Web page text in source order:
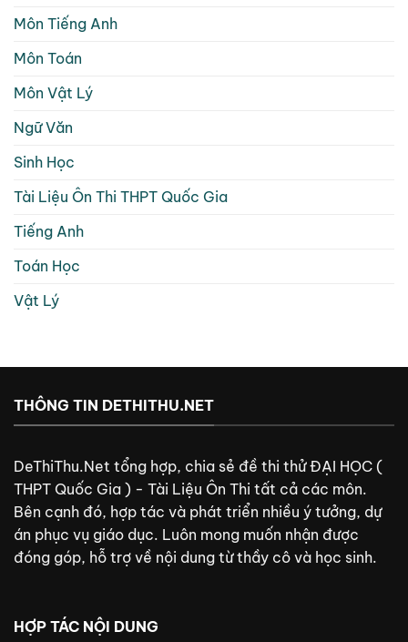
Môn Tiếng Anh
Môn Toán
Môn Vật Lý
Ngữ Văn
Sinh Học
Tài Liệu Ôn Thi THPT Quốc Gia
Tiếng Anh
Toán Học
Vật Lý
THÔNG TIN DETHITHU.NET
DeThiThu.Net tổng hợp, chia sẻ đề thi thử ĐẠI HỌC (
THPT Quốc Gia ) - Tài Liệu Ôn Thi tất cả các môn.
Bên cạnh đó, hợp tác và phát triển nhiều ý tưởng, dự
án phục vụ giáo dục. Luôn mong muốn nhận được
đóng góp, hỗ trợ về nội dung từ thầy cô và học sinh.
HỢP TÁC NỘI DUNG